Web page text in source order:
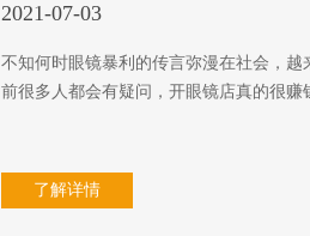
2021-07-03
不知何时眼镜暴利的传言弥漫在社会，
前很多人都会有疑问，开眼镜店真的很
了解详情